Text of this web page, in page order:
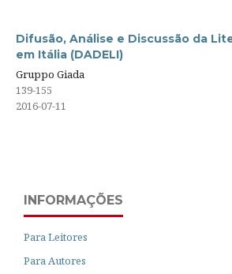
Difusão, Análise e Discussão da
em Itália (DADELI)
Gruppo Giada
139-155
2016-07-11
INFORMAÇÕES
Para Leitores
Para Autores